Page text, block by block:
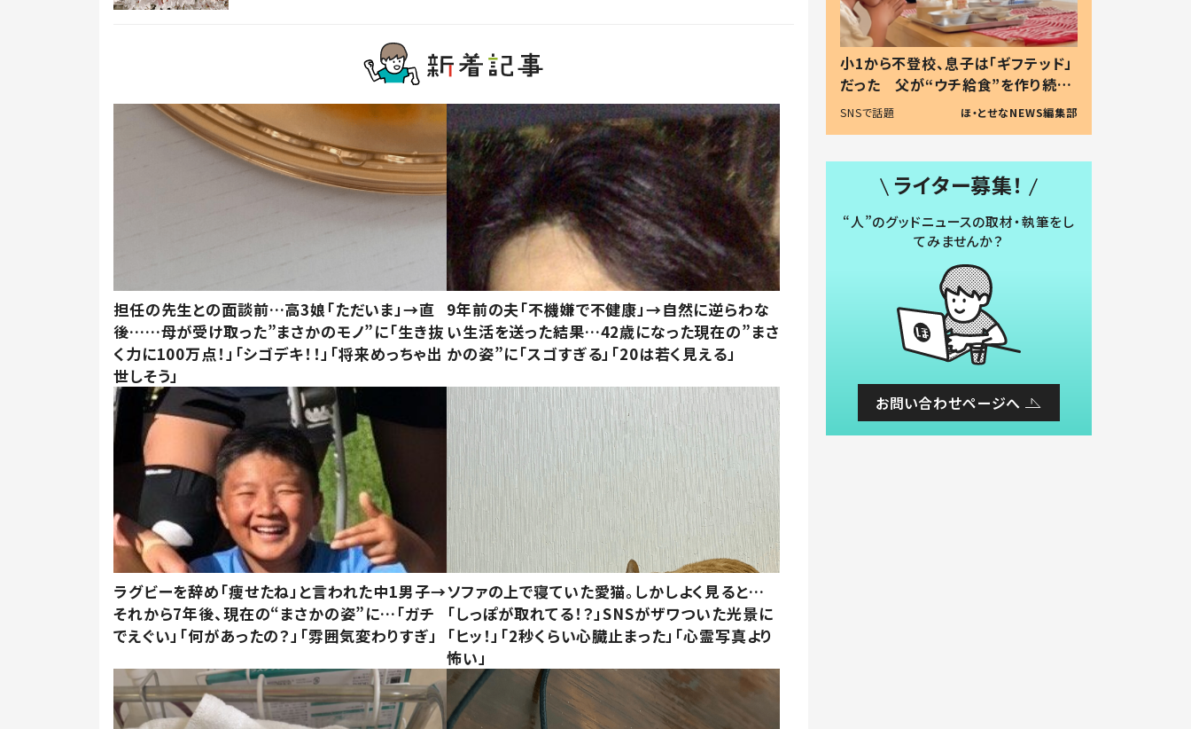
担任の先生との面談前…高3娘「ただいま」→直
後……母が受け取った”まさかのモノ”に「生き抜
く力に100万点！」「シゴデキ！！」「将来めっちゃ出
世しそう」
9年前の夫「不機嫌で不健康」→自然に逆らわな
い生活を送った結果…42歳になった現在の”まさ
かの姿”に「スゴすぎる」「20は若く見える」
ラグビーを辞め「痩せたね」と言われた中1男子→
それから7年後、現在の“まさかの姿”に…「ガチ
でえぐい」「何があったの？」「雰囲気変わりすぎ」
ソファの上で寝ていた愛猫。しかしよく見ると…
「しっぽが取れてる！？」SNSがザワついた光景に
「ヒッ！」「2秒くらい心臓止まった」「心霊写真より
怖い」
小1から不登校、息子は「ギフテッド」
だった 父が“ウチ給食”を作り続け
る理由とは #令和の親 #令和の子
SNSで話題 ほ・とせなNEWS編集部
ライター募集！
“人”のグッドニュースの取材・執筆をし
てみませんか？
お問い合わせページへ